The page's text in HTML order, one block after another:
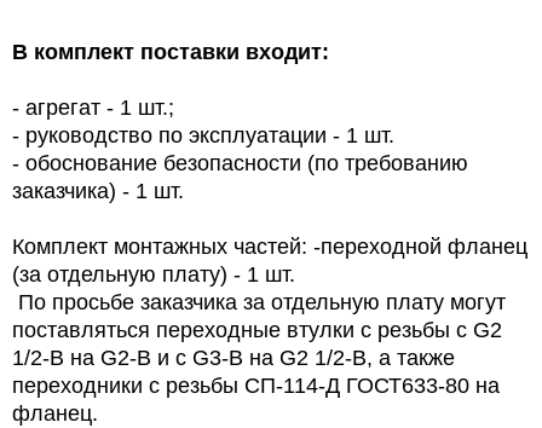
В комплект поставки входит:
- агрегат - 1 шт.;
- руководство по эксплуатации - 1 шт.
- обоснование безопасности (по требованию
заказчика) - 1 шт.
Комплект монтажных частей: -переходной фланец
(за отдельную плату) - 1 шт.
По просьбе заказчика за отдельную плату могут
поставляться переходные втулки с резьбы с G2
1/2-В на G2-В и с G3-В на G2 1/2-В, а также
переходники с резьбы СП-114-Д ГОСТ633-80 на
фланец.